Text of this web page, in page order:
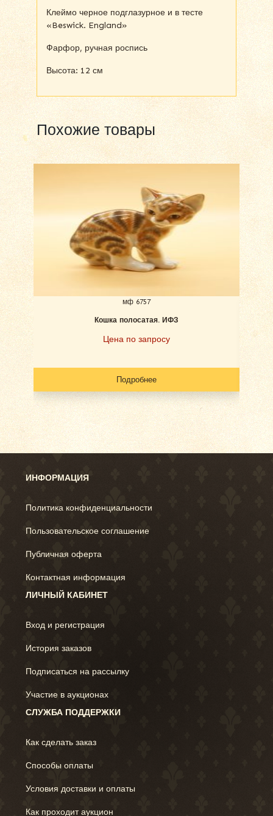
Клеймо черное подглазурное и в тесте
«Beswick. England»
Фарфор, ручная роспись
Высота: 12 см
Похожие товары
мф 6757
Кошка полосатая. ИФЗ
Цена по запросу
Подробнее
ИНФОРМАЦИЯ
Политика конфиденциальности
Пользовательское соглашение
Публичная оферта
Контактная информация
ЛИЧНЫЙ КАБИНЕТ
Вход и регистрация
История заказов
Подписаться на рассылку
Участие в аукционах
СЛУЖБА ПОДДЕРЖКИ
Как сделать заказ
Способы оплаты
Условия доставки и оплаты
Как проходит аукцион